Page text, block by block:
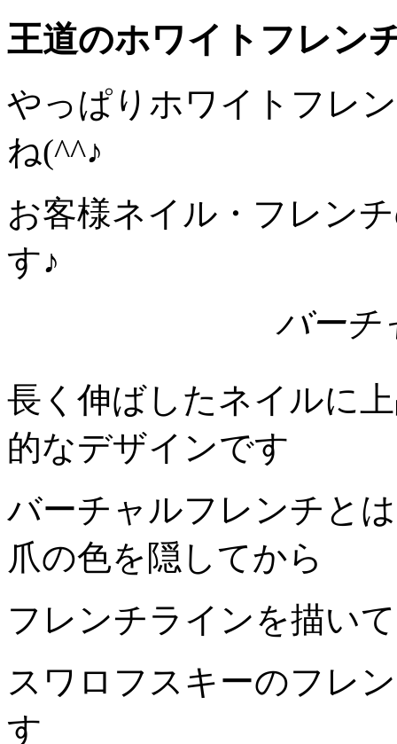
王道のホワイトフレン
やっぱりホワイトフレ
ね(^^♪
お客様ネイル・フレン
す♪
バーチ
長く伸ばしたネイルに
的なデザインです
バーチャルフレンチと
爪の色を隠してから
フレンチラインを描い
スワロフスキーのフレ
す